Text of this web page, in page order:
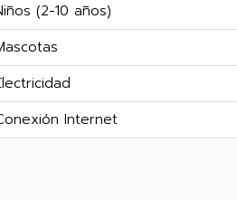
(2-10 años)
Internet